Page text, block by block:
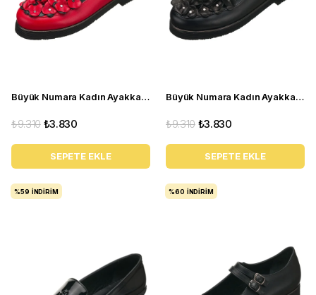
Büyük Numara Kadın Ayakkabı R8000 Kirmizi
₺3.830
₺9.310
SEPETE EKLE
Büyük Numara Kadın Ayakkabı R8000 Siyah
₺3.830
₺9.310
SEPETE EKLE
%59 İNDIRIM %60 İNDIRIM